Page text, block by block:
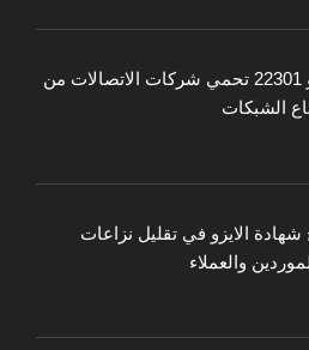
شهادة الايزو 22301 تحمي شركات الاتصالات من
الشبكات
الايزو في تقليل نزاعات
والعملاء